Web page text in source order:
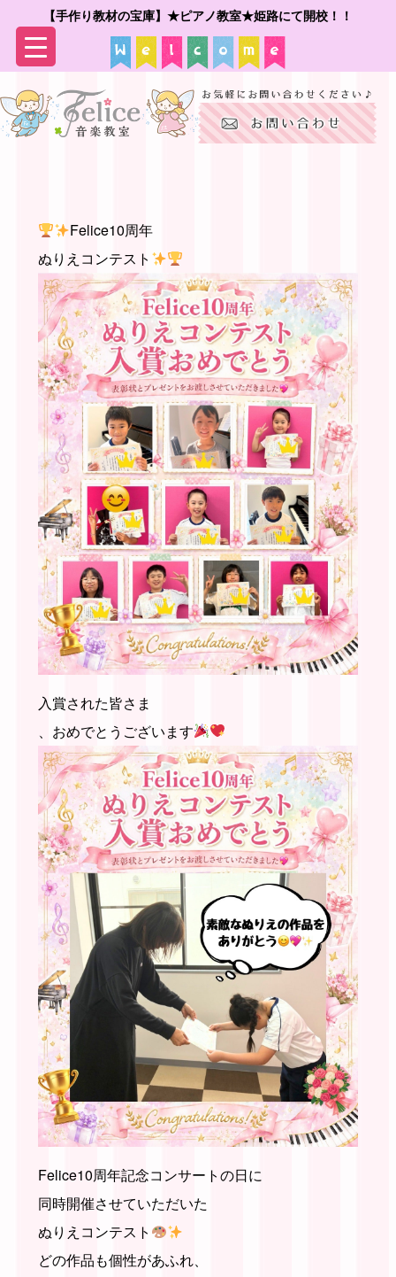
【手作り教材の宝庫】★ピアノ教室★姫路にて開校！！
Felice10周年
ぬりえコンテスト
入賞された皆さま
、おめでとうございます
Felice10周年記念コンサートの日に
同時開催させていただいた
ぬりえコンテスト
どの作品も個性があふれ、
▼